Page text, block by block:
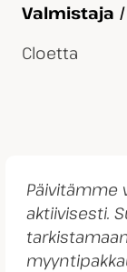
Valmistaja
Cloetta
Päivitämme
aktiivisesti.